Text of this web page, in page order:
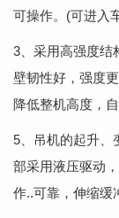
可操作。(可进入
3、采用高强度结
壁韧性好，强度
降低整机高度，
5、吊机的起升、
部采用液压驱动
作..可靠，伸缩缓